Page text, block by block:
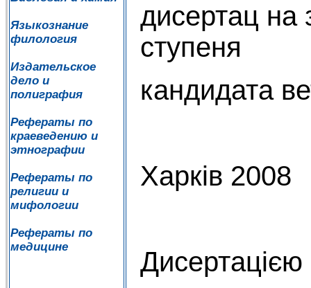
Языкознание
филология
Издательское
дело и
полиграфия
Рефераты по
краеведению и
этнографии
Рефераты по
религии и
мифологии
Рефераты по
медицине
дисертац на
ступеня
кандидата
Харків 2008
Дисертацією